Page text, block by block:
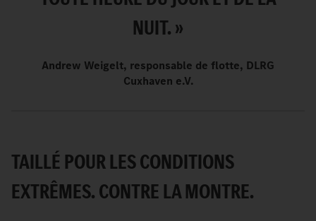
NUIT. »
Andrew Weigelt, responsable de flotte, DLRG
Cuxhaven e.V.
TAILLÉ POUR LES CONDITIONS
EXTRÊMES. CONTRE LA MONTRE.